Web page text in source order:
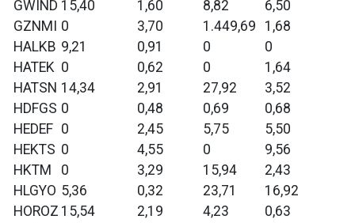
GWIND 15,40 1,60 8,82
6,50
GZNMI
0 3,70 1.449,69
1,68
HALKB 9,21 0,91 0
0
HATEK 0 0,62 0
1,64
HATSN 14,34 2,91 27,92
3,52
HDFGS 0 0,48 0,69
0,68
HEDEF 0 2,45 5,75
5,50
HEKTS 0 4,55 0
9,56
HKTM
0 3,29 15,94
2,43
HLGYO 5,36 0,32 23,71
16,92
HOROZ 15,54 2,19 4,23
0,63